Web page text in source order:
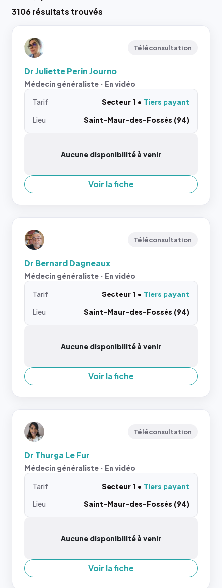
3106 résultats trouvés
Téléconsultation
Dr Juliette Perin Journo
Médecin généraliste · En vidéo
Tarif Secteur 1
Tiers payant
Lieu
Saint-Maur-des-Fossés (94)
Aucune disponibilité à venir
Voir la fiche
Téléconsultation
Dr Bernard Dagneaux
Médecin généraliste · En vidéo
Tarif Secteur 1
Tiers payant
Lieu
Saint-Maur-des-Fossés (94)
Aucune disponibilité à venir
Voir la fiche
Téléconsultation
Dr Thurga Le Fur
Médecin généraliste · En vidéo
Tarif Secteur 1
Tiers payant
Lieu
Saint-Maur-des-Fossés (94)
Aucune disponibilité à venir
Voir la fiche